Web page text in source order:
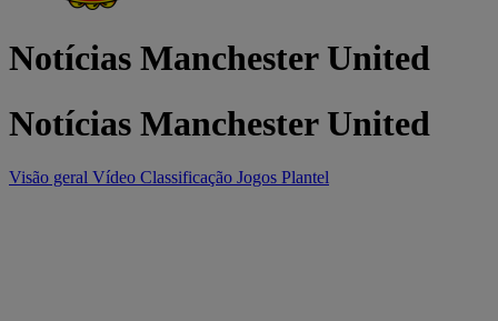
Notícias Manchester United
Notícias Manchester United
Visão geral Vídeo Classificação Jogos Plantel